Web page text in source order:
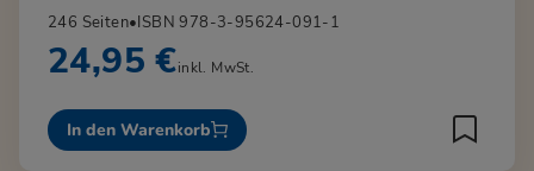
246 Seiten•ISBN 978-3-95624-091-1
24,95 €inkl. MwSt.
In den Warenkorb